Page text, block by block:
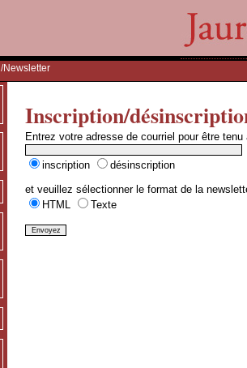
/Newsletter
Inscription/
Entrez votre adresse de courriel pour être
inscription
désinscription
et veuillez sélectionner le format de la
HTML
Texte